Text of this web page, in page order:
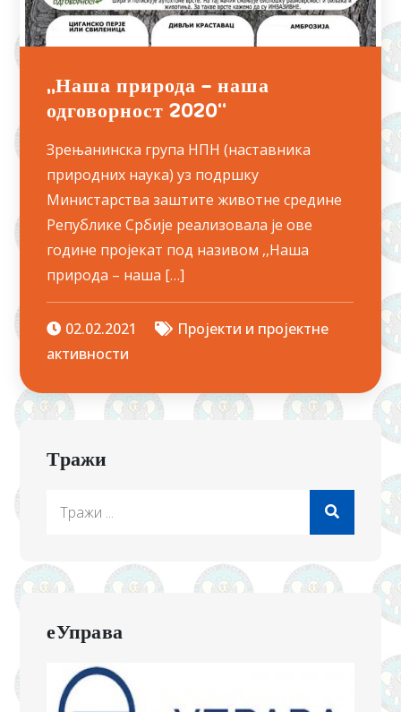
„Наша природа – наша
одговорност 2020“
Зрењанинска група НПН (наставника
природних наука) уз подршку
Министарства заштите животне средине
Републике Србије реализовала је ове
године пројекат под називом ,,Наша
природа – наша […]
02.02.2021
Пројекти и пројектне
активности
Тражи
Search
for:
еУправа